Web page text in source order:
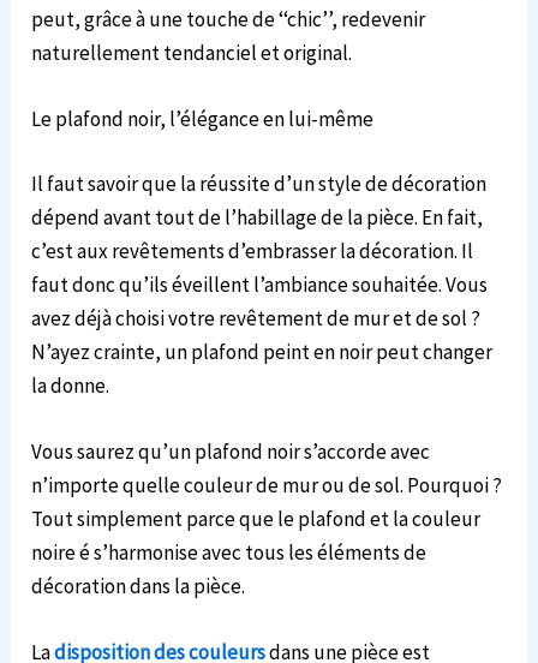
peut, grâce à une touche de ‘‘chic’’, redevenir
naturellement tendanciel et original.
Le plafond noir, l’élégance en lui-même
Il faut savoir que la réussite d’un style de décoration
dépend avant tout de l’habillage de la pièce. En fait,
c’est aux revêtements d’embrasser la décoration. Il
faut donc qu’ils éveillent l’ambiance souhaitée. Vous
avez déjà choisi votre revêtement de mur et de sol ?
N’ayez crainte, un plafond peint en noir peut changer
la donne.
Vous saurez qu’un plafond noir s’accorde avec
n’importe quelle couleur de mur ou de sol. Pourquoi ?
Tout simplement parce que le plafond et la couleur
noire é s’harmonise avec tous les éléments de
décoration dans la pièce.
Ladisposition des couleursdans une pièce est